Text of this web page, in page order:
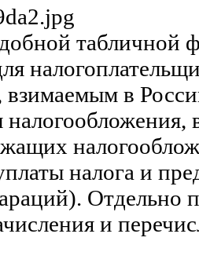
табличной
взимаемым в
налогообложения,
налога и
Отдельно
и